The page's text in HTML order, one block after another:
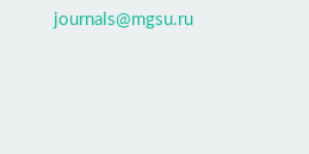
journals@mgsu.ru